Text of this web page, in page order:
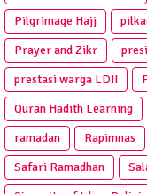
Pilgrimage Hajj
Prayer and Zikr
prestasi warga LDII
Quran Hadith Learning
ramadan
Rapimnas
Safari Ramadhan